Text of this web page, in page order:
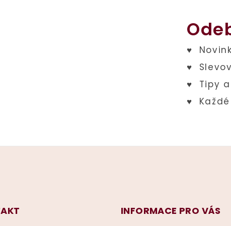
INFORMACE PRO VÁS